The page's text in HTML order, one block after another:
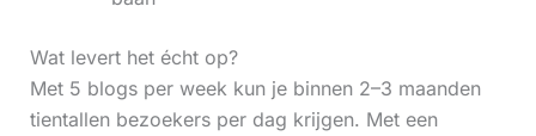
Wat levert het écht op?
Met 5 blogs per week kun je binnen 2–3 maanden
tientallen bezoekers per dag krijgen. Met een